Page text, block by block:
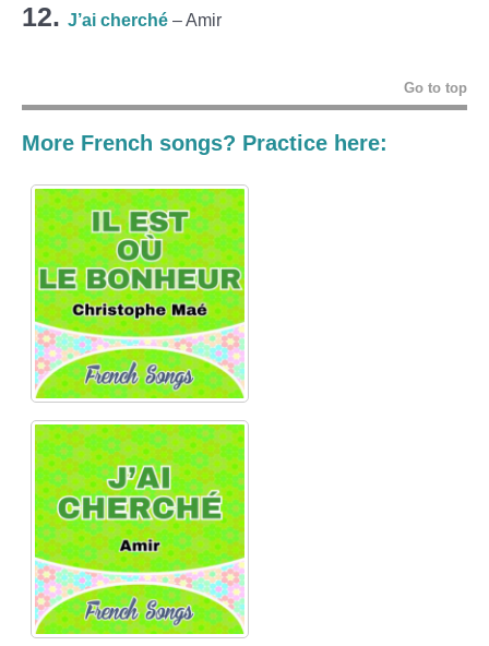
12. J’ai cherché – Amir
Go to top
More French songs? Practice here: